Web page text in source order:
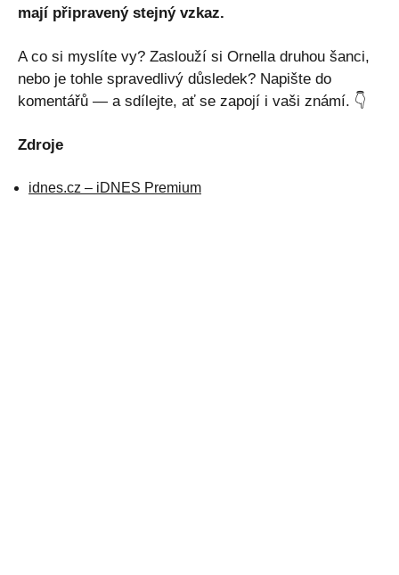
mají připravený stejný vzkaz.
A co si myslíte vy? Zaslouží si Ornella druhou šanci,
nebo je tohle spravedlivý důsledek? Napište do
komentářů — a sdílejte, ať se zapojí i vaši známí. 👇
Zdroje
idnes.cz – iDNES Premium